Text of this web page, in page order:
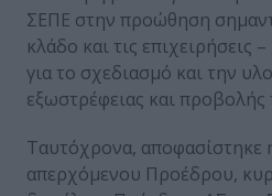
ΣΕΠΕ στην προώθηση
κλάδο και τις επιχειρήσεις
για το σχεδιασμό και την
εξωστρέφειας και
Ταυτόχρονα, αποφασίστηκε
απερχόμενου Προέδρου,